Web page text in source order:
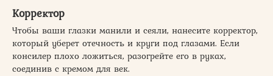
Корректор
Чтобы ваши глазки манили и сеяли, нанесите корректор,
который уберет отечность и круги под глазами. Если
консилер плохо ложиться, разогрейте его в руках,
соединив с кремом для век.